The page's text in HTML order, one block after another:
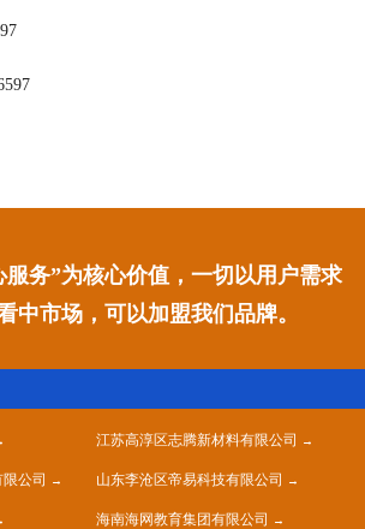
服务”为核心价值，一切以用户需求
中市场，可以加盟我们品牌。
江苏高淳区志腾新材料有限公司
公司 山东李沧区帝易科技有限公司
海南海网教育集团有限公司